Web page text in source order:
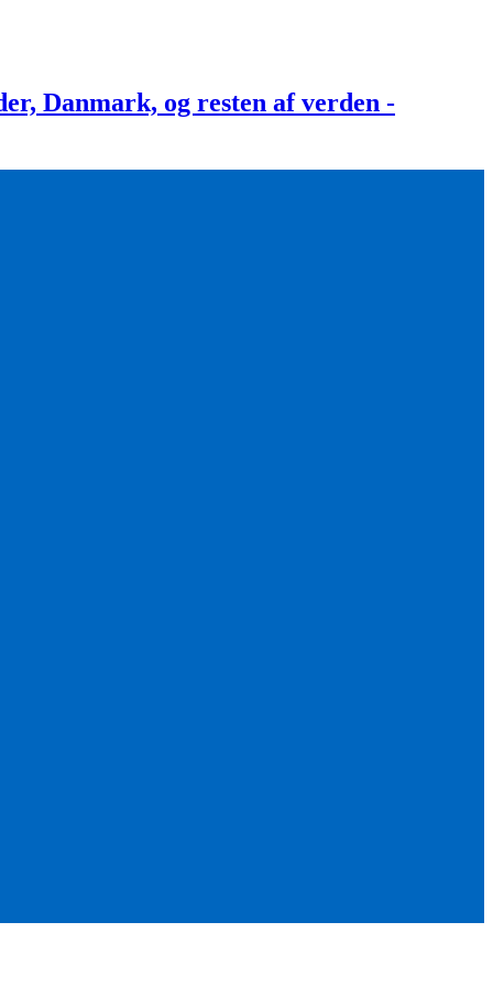
Danmark, og resten af verden -